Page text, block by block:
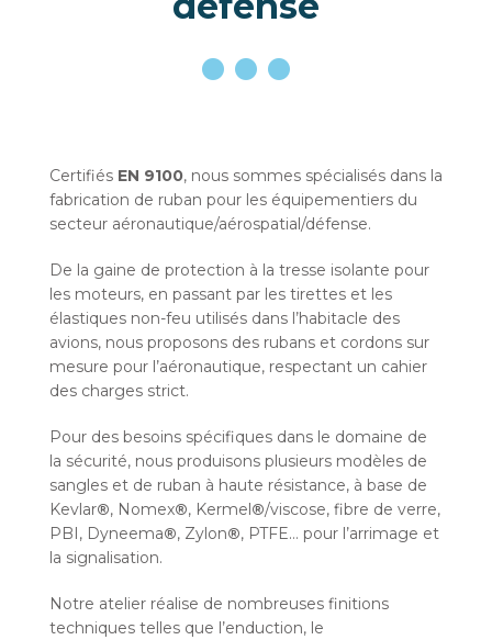
Certifiés EN 9100, nous sommes spécialisés dans la
fabrication de ruban pour les équipementiers du
secteur aéronautique/aérospatial/défense.
De la gaine de protection à la tresse isolante pour
les moteurs, en passant par les tirettes et les
élastiques non-feu utilisés dans l’habitacle des
avions, nous proposons des rubans et cordons sur
mesure pour l’aéronautique, respectant un cahier
des charges strict.
Pour des besoins spécifiques dans le domaine de
la sécurité, nous produisons plusieurs modèles de
sangles et de ruban à haute résistance, à base de
Kevlar®, Nomex®, Kermel ®/viscose, fibre de verre,
PBI, Dyneema®, Zylon®, PTFE… pour l’arrimage et
la signalisation.
Notre atelier réalise de nombreuses finitions
techniques telles que l’enduction, le